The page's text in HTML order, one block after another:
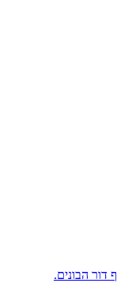
דור הבונים.